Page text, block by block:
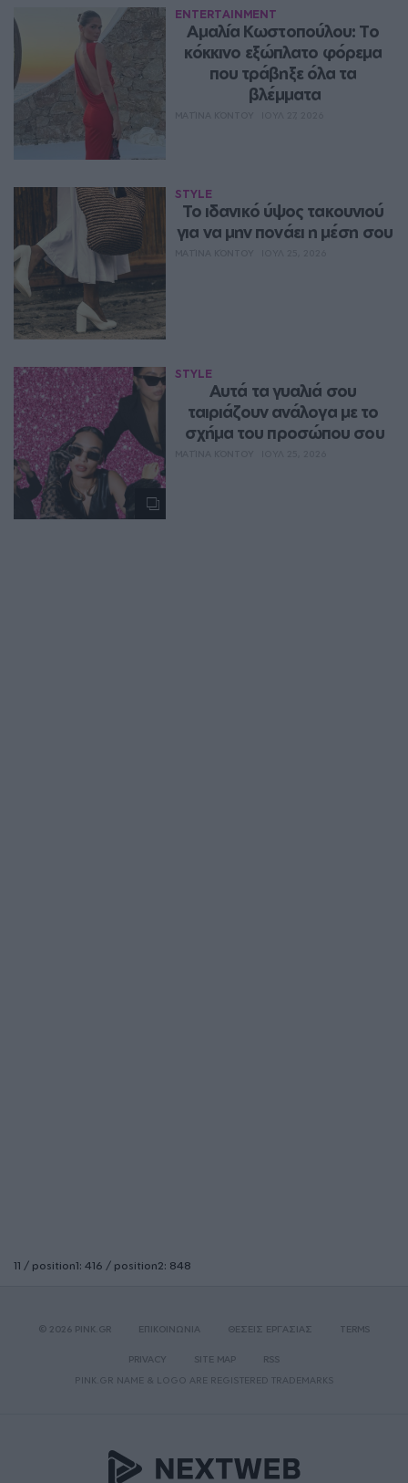
ENTERTAINMENT
Αμαλία Κωστοπούλου: Το
κόκκινο εξώπλατο φόρεμα
που τράβηξε όλα τα
βλέμματα
STYLE
Το ιδανικό ύψος τακουνιού
για να μην πονάει η μέση σου
STYLE
Αυτά τα γυαλιά σου
ταιριάζουν ανάλογα με το
σχήμα του προσώπου σου
11 / position1: 416 / position2: 848
© 2026 PINK.GR ΕΠΙΚΟΙΝΩΝΙΑ ΘΕΣΕΙΣ ΕΡΓΑΣΙΑΣ TERMS
PRIVACY SITE MAP
RSS
PINK.GR NAME & LOGO ARE REGISTERED TRADEMARKS